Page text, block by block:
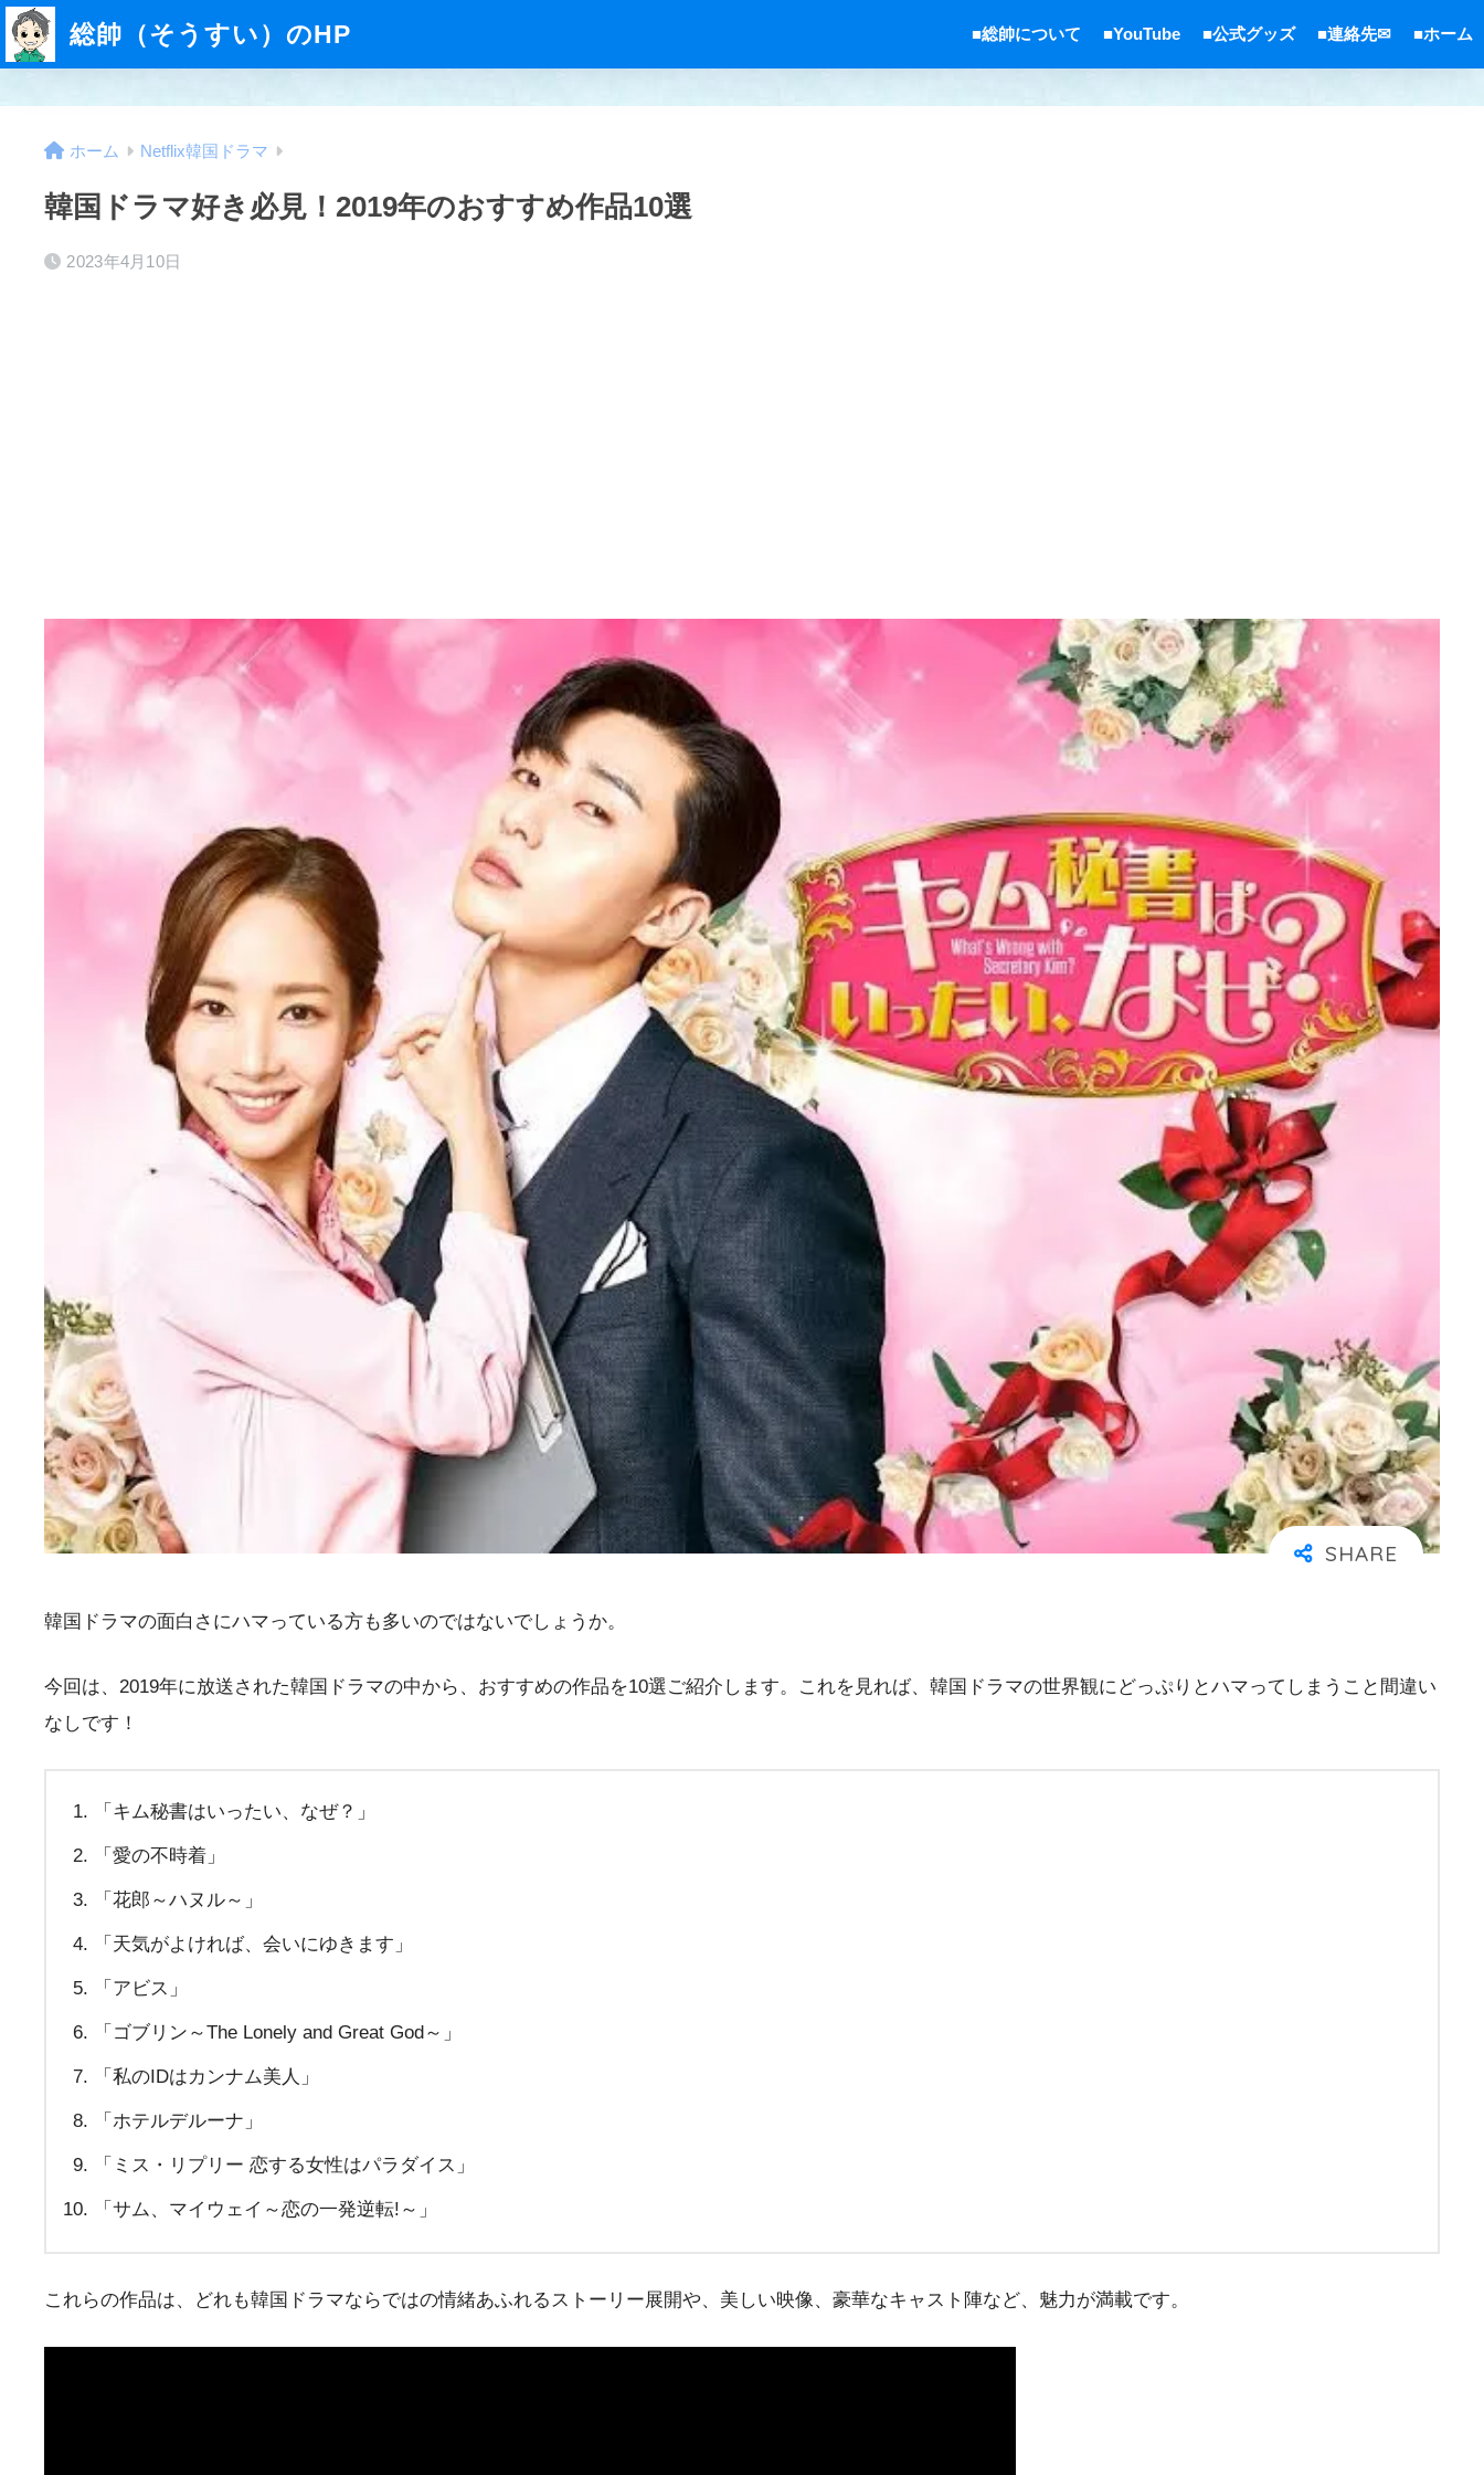
総帥（そうすい）のHP ■総帥について ■YouTube ■公式グッズ ■連絡先✉ ■ホーム
ホーム Netflix韓国ドラマ
韓国ドラマ好き必見！2019年のおすすめ作品10選
2023年4月10日
韓国ドラマの面白さにハマっている方も多いのではないでしょうか。
今回は、2019年に放送された韓国ドラマの中から、おすすめの作品を10選ご紹介します。これを見れば、韓国ドラマの世界観にどっぷりとハマってしまうこと間違い
なしです！
「キム秘書はいったい、なぜ？」
「愛の不時着」
「花郎～ハヌル～」
「天気がよければ、会いにゆきます」
「アビス」
「ゴブリン～The Lonely and Great God～」
「私のIDはカンナム美人」
「ホテルデルーナ」
「ミス・リプリー 恋する女性はパラダイス」
「サム、マイウェイ～恋の一発逆転!～」
これらの作品は、どれも韓国ドラマならではの情緒あふれるストーリー展開や、美しい映像、豪華なキャスト陣など、魅力が満載です。